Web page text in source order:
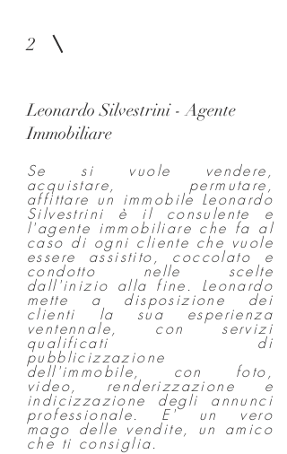
2
Leonardo Silvestrini - Agente
Immobiliare
Se si vuole vendere,
acquistare, permutare,
affittare un immobile Leonardo
Silvestrini è il consulente e
l'agente immobiliare che fa al
caso di ogni cliente che vuole
essere assistito, coccolato e
condotto nelle scelte
dall'inizio alla fine. Leonardo
mette a disposizione dei
clienti la sua esperienza
ventennale, con servizi
qualificati di
pubblicizzazione
dell'immobile, con foto,
video, renderizzazione e
indicizzazione degli annunci
professionale. E' un vero
mago delle vendite, un amico
che ti consiglia.